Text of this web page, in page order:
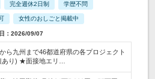
完全週休2日制 学歴不問
女性のおしごと掲載中
：2026/09/07
ら九州まで46都道府県の各プロジェクト
り) ★面接地エリ…